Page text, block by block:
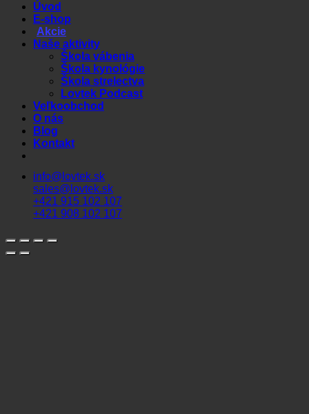
Úvod
E-shop
Akcie
Naše aktivity
Škola vábenia
Škola kynológie
Škola strelectva
Lovtek Podcast
Veľkoobchod
O nás
Blog
Kontakt
info@lovtek.sk
sales@lovtek.sk
+421 915 102 107
+421 908 102 107